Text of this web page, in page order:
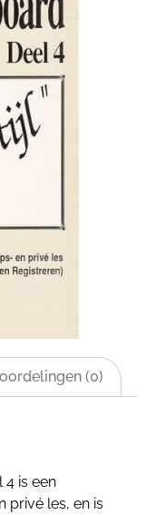
(0)
4 is een
privé les, en is